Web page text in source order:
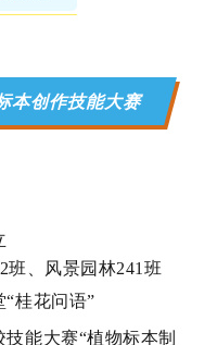
本创作技能大赛
班、风景园林241班
“桂花问语”
能大赛“植物标本制